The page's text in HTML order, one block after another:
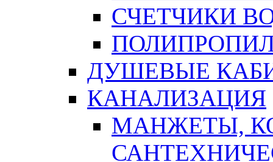
СЧЕТЧИКИ
ДУШЕВЫЕ
КАНАЛИЗАЦИЯ
МАНЖЕТЫ,